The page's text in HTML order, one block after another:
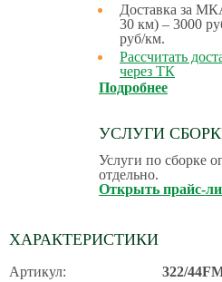
Доставка за
30 км) – 3000
руб/км.
Рассчитать
через ТК
Подробнее
УСЛУГИ
Услуги по сборке
отдельно.
Открыть прайс-
ХАРАКТЕРИСТИКИ
Артикул:
322/